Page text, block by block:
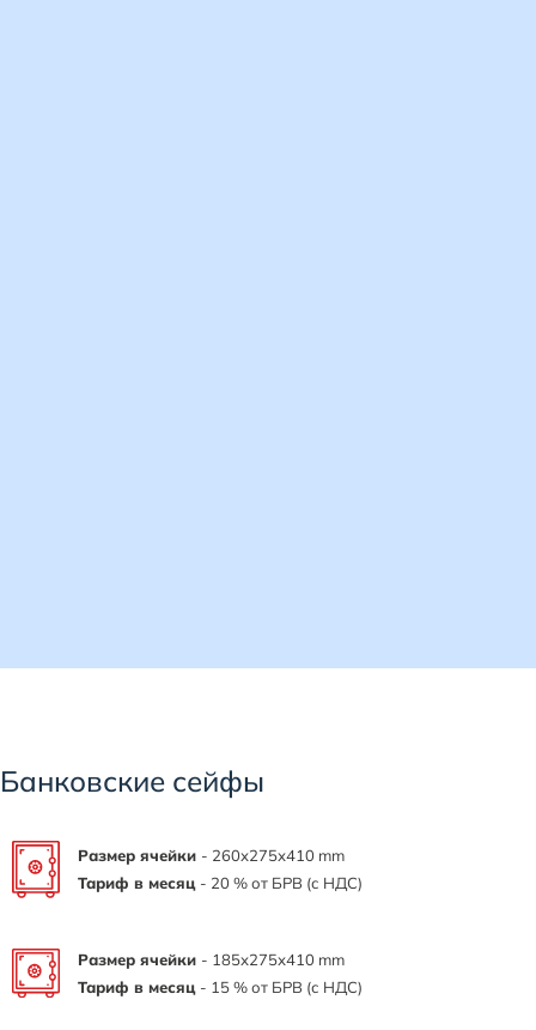
Банковские сейфы
Размер ячейки - 260х275х410 mm
Тариф в месяц - 20 % от БРВ (с НДС)
Размер ячейки - 185х275х410 mm
Тариф в месяц - 15 % от БРВ (с НДС)